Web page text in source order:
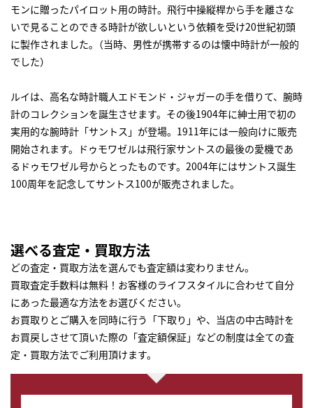
モンに贈ったパイロット用の時計。飛行中操縦桿から手を離さな
いで見ることのできる時計が欲しいという依頼を受け20世紀初頭
に製作されました｡（当時、男性が携帯するのは懐中時計が一般的
でした）
ルイは、高名な時計職人エドモンド・ジャガーの手を借りて、腕時
計のコレクションを誕生させます。その後1904年に紳士用で初の
実用的な腕時計「サントス」が登場。1911年には一般向けに販売
開始されます。ドゥモワゼルは飛行家サントスの最後の愛機であ
るドゥモワゼル号からとったものです。2004年にはサントス誕生
100周年を記念してサントス100が販売されました。
選べる査定・買取方法
どの査定・買取方法を選んでも査定額は変わりません。
買取査定手数料は無料！お客様のライフスタイルに合わせて自分
にあった最適な方法をお選びください。
お買取りとご購入を同時に行う「下取り」や、当店の中古時計を
お買戻しさせて頂いた際の「査定額保証」などの制度は全ての査
定・買取方法でご利用頂けます。